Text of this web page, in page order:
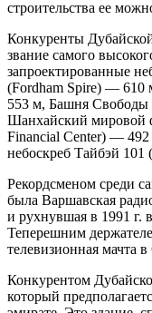
строительства ее
Конкуренты
звание самого
запроектированные
(Fordham Spire) —
553 м, Башня
Шанхайский мировой
Financial Center) — 492
небоскреб Тайбэй
Рекордсменом среди
была Варшавская
и рухнувшая в 1991 г.
Теперешним
телевизионная
Конкурентом
который